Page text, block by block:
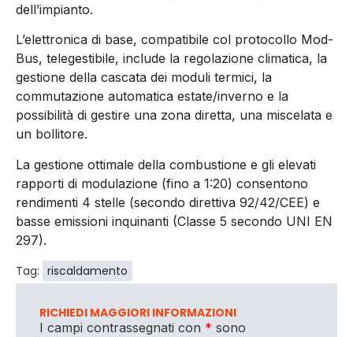
dell’impianto.
L’elettronica di base, compatibile col protocollo Mod-
Bus, telegestibile, include la regolazione climatica, la
gestione della cascata dei moduli termici, la
commutazione automatica estate/inverno e la
possibilità di gestire una zona diretta, una miscelata e
un bollitore.
La gestione ottimale della combustione e gli elevati
rapporti di modulazione (fino a 1:20) consentono
rendimenti 4 stelle (secondo direttiva 92/42/CEE) e
basse emissioni inquinanti (Classe 5 secondo UNI EN
297).
Tag: riscaldamento
RICHIEDI MAGGIORI INFORMAZIONI
I campi contrassegnati con * sono